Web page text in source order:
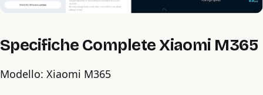
Specifiche Complete Xiaomi M365
Modello: Xiaomi M365